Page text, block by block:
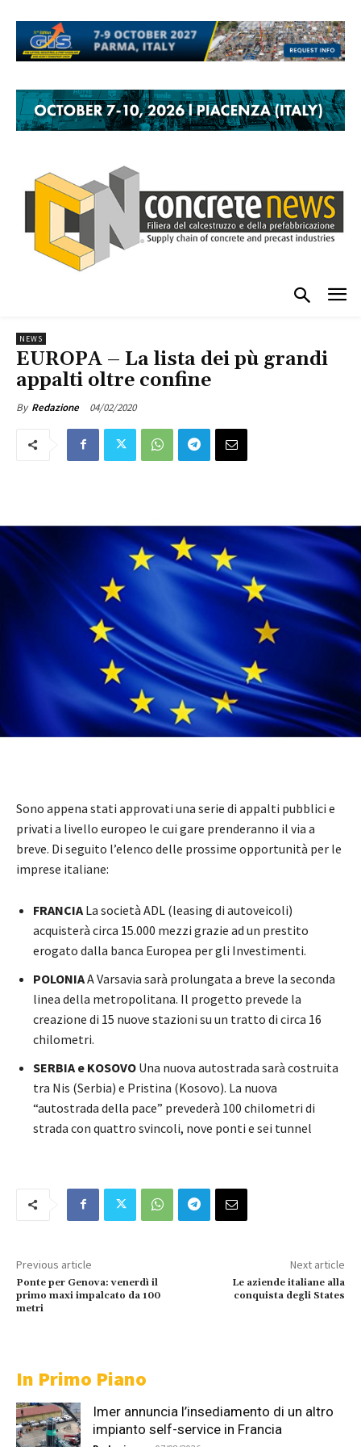
NEWS
EUROPA – La lista dei pù grandi
appalti oltre confine
By Redazione 04/02/2020
Sono appena stati approvati una serie di appalti pubblici e
privati a livello europeo le cui gare prenderanno il via a
breve. Di seguito l’elenco delle prossime opportunità per le
imprese italiane:
FRANCIA La società ADL (leasing di autoveicoli)
acquisterà circa 15.000 mezzi grazie ad un prestito
erogato dalla banca Europea per gli Investimenti.
POLONIAA Varsavia sarà prolungata a breve la seconda
linea della metropolitana. Il progetto prevede la
creazione di 15 nuove stazioni su un tratto di circa 16
chilometri.
SERBIA e KOSOVO Una nuova autostrada sarà costruita
tra Nis (Serbia) e Pristina (Kosovo). La nuova
“autostrada della pace” prevederà 100 chilometri di
strada con quattro svincoli, nove ponti e sei tunnel
Previous article
Ponte per Genova: venerdì il
primo maxi impalcato da 100
metri
Next article
Le aziende italiane alla
conquista degli States
In Primo Piano
Imer annuncia l’insediamento di un altro
impianto self-service in Francia